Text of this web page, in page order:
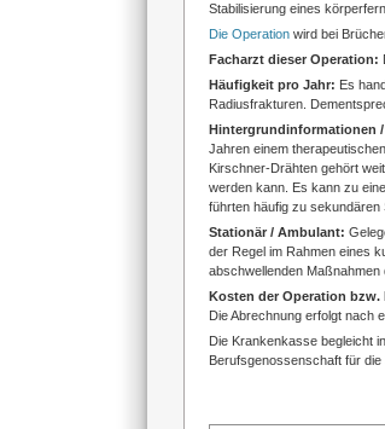
Stabilisierung eines
Die Operationwird bei
Facharzt dieser Operation:
Häufigkeit pro Jahr: Es
Radiusfrakturen.
Hintergrundinformationen
Jahren einem
Kirschner-Drähten gehört
werden kann. Es kann zu
führten häufig zu
Stationär / Ambulant:
der Regel im Rahmen eines
abschwellenden Maßnahmen
Kosten der Operation bzw.
Die Abrechnung erfolgt nach
Die Krankenkasse begleicht
Berufsgenossenschaft für die